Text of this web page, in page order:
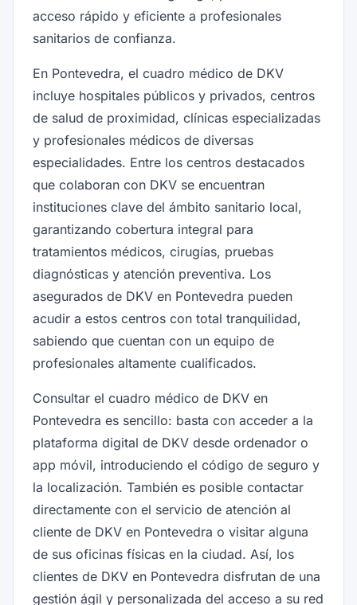
acceso rápido y eficiente a profesionales
sanitarios de confianza.
En Pontevedra, el cuadro médico de DKV
incluye hospitales públicos y privados, centros
de salud de proximidad, clínicas especializadas
y profesionales médicos de diversas
especialidades. Entre los centros destacados
que colaboran con DKV se encuentran
instituciones clave del ámbito sanitario local,
garantizando cobertura integral para
tratamientos médicos, cirugías, pruebas
diagnósticas y atención preventiva. Los
asegurados de DKV en Pontevedra pueden
acudir a estos centros con total tranquilidad,
sabiendo que cuentan con un equipo de
profesionales altamente cualificados.
Consultar el cuadro médico de DKV en
Pontevedra es sencillo: basta con acceder a la
plataforma digital de DKV desde ordenador o
app móvil, introduciendo el código de seguro y
la localización. También es posible contactar
directamente con el servicio de atención al
cliente de DKV en Pontevedra o visitar alguna
de sus oficinas físicas en la ciudad. Así, los
clientes de DKV en Pontevedra disfrutan de una
gestión ágil y personalizada del acceso a su red